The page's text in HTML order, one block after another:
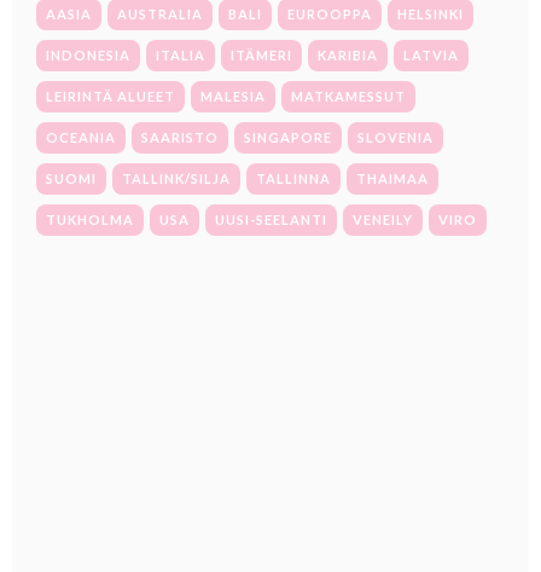
AASIA AUSTRALIA BALI EUROOPPA HELSINKI
INDONESIA ITALIA ITÄMERI KARIBIA LATVIA
LEIRINTÄ ALUEET MALESIA MATKAMESSUT
OCEANIA SAARISTO SINGAPORE SLOVENIA
SUOMI TALLINK/SILJA TALLINNA THAIMAA
TUKHOLMA USA UUSI-SEELANTI VENEILY VIRO